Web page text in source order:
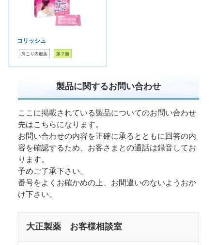
コリッシュ
肩こり内服薬 第２類
製品に関するお問い合わせ
ここに掲載されている製品についてのお問い合わせ
先はこちらになります。
お問い合わせの内容を正確に承るとともに回答の内
容を確認するため、お客さまとの通話は録音してお
ります。
予めご了承下さい。
番号をよくお確かめの上、お間違いのないようおか
け下さい。
大正製薬 お客様相談室